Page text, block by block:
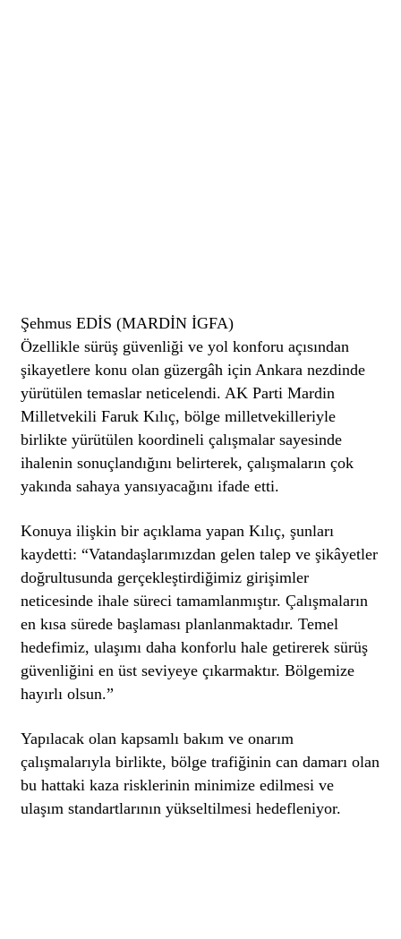
Şehmus EDİS (MARDİN İGFA)
Özellikle sürüş güvenliği ve yol konforu açısından
şikayetlere konu olan güzergâh için Ankara nezdinde
yürütülen temaslar neticelendi. AK Parti Mardin
Milletvekili Faruk Kılıç, bölge milletvekilleriyle
birlikte yürütülen koordineli çalışmalar sayesinde
ihalenin sonuçlandığını belirterek, çalışmaların çok
yakında sahaya yansıyacağını ifade etti.
Konuya ilişkin bir açıklama yapan Kılıç, şunları
kaydetti: “Vatandaşlarımızdan gelen talep ve şikâyetler
doğrultusunda gerçekleştirdiğimiz girişimler
neticesinde ihale süreci tamamlanmıştır. Çalışmaların
en kısa sürede başlaması planlanmaktadır. Temel
hedefimiz, ulaşımı daha konforlu hale getirerek sürüş
güvenliğini en üst seviyeye çıkarmaktır. Bölgemize
hayırlı olsun.”
Yapılacak olan kapsamlı bakım ve onarım
çalışmalarıyla birlikte, bölge trafiğinin can damarı olan
bu hattaki kaza risklerinin minimize edilmesi ve
ulaşım standartlarının yükseltilmesi hedefleniyor.